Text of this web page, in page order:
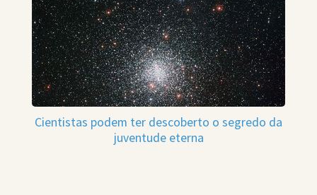
Cientistas podem ter descoberto o segredo da
juventude eterna